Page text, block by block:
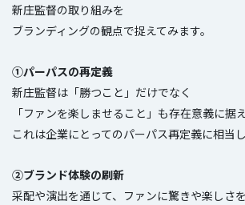
新庄監督の取り組みを
ブランディングの観点で捉えてみます。
①パーパスの再定義
新庄監督は「勝つこと」だけでなく
「ファンを楽しませること」も存在意義に据
これは企業にとってのパーパス再定義に相当し
②ブランド体験の刷新
采配や演出を通じて、ファンに驚きや楽しさ